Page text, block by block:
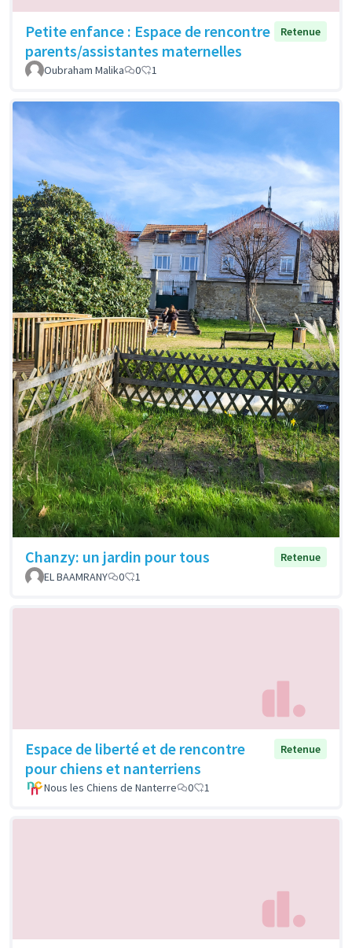
Petite enfance : Espace de rencontre
parents/assistantes maternelles
Retenue
Oubraham Malika 0 1
Chanzy: un jardin pour tous
Retenue
EL BAAMRANY
0 1
Espace de liberté et de rencontre
pour chiens et nanterriens
Retenue
Nous les Chiens de Nanterre 0 1